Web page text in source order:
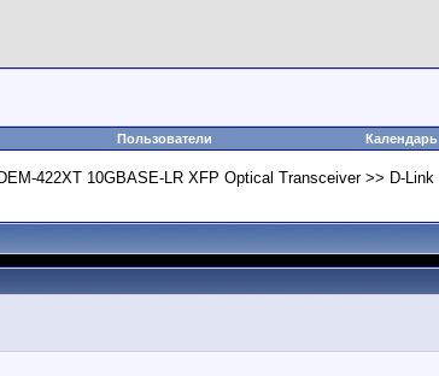
Пользователи Календарь
422XT 10GBASE-LR XFP Optical Transceiver >> D-Link